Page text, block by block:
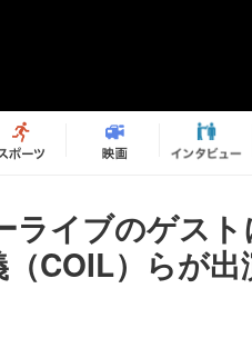
ライブのゲス
COIL）らが出